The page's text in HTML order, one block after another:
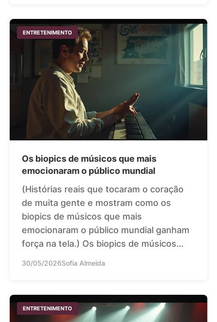
ENTRETENIMENTO
Os biopics de músicos que mais
emocionaram o público mundial
(Histórias reais que tocaram o coração
de muita gente e mostram como os
biopics de músicos que mais
emocionaram o público mundial ganham
força na tela.) Os biopics de músicos…
30/05/2026Sofia Almeida
ENTRETENIMENTO